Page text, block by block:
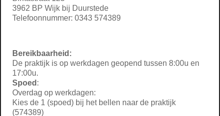
3962 BP Wijk bij Duurstede
Telefoonnummer: 0343 574389
Bereikbaarheid:
De praktijk is op werkdagen geopend tussen 8:00u en
17:00u.
Spoed :
Overdag op werkdagen:
Kies de 1 (spoed) bij het bellen naar de praktijk
(574389)